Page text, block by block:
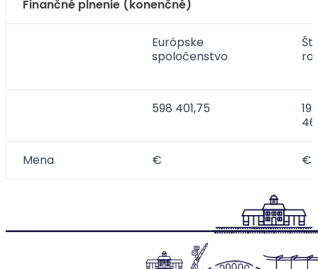
Finančné plnenie (konenčné)
Európske
spoločenstvo
598 401,75
199
Mena € €